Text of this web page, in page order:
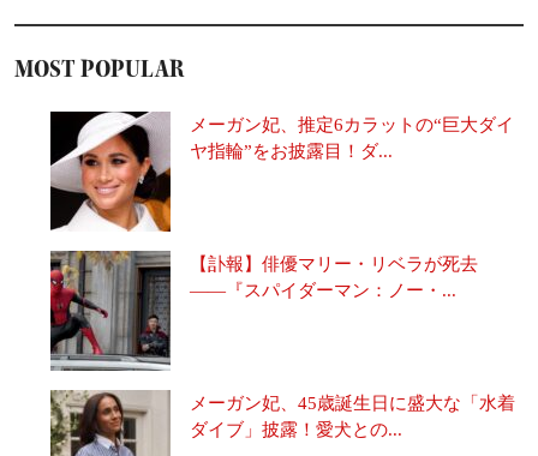
MOST POPULAR
メーガン妃、推定6カラットの“巨大ダイ
ヤ指輪”をお披露目！ダ...
【訃報】俳優マリー・リベラが死去
――『スパイダーマン：ノー・...
メーガン妃、45歳誕生日に盛大な「水着
ダイブ」披露！愛犬との...